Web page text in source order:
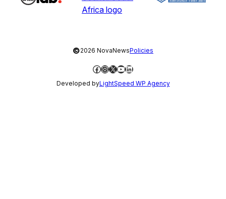
©2026 NovaNewsPolicies
Facebook
Instagram
X YouTube
LinkedIn
Developed byLightSpeed WP Agency